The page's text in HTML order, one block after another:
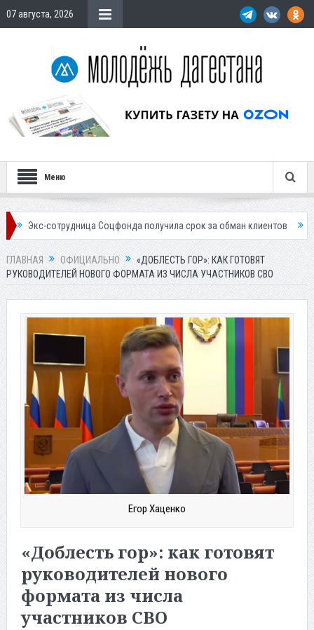
07 августа, 2026
Меню
Соцфонда получила срок за обман клиентов Жителей
ГЛАВНАЯ ОФИЦИАЛЬНО
«ДОБЛЕСТЬ ГОР»: КАК ГОТОВЯТ
РУКОВОДИТЕЛЕЙ НОВОГО ФОРМАТА ИЗ ЧИСЛА УЧАСТНИКОВ СВО
Егор Хаценко
«Доблесть гор»: как готовят
руководителей нового
формата из числа
участников СВО